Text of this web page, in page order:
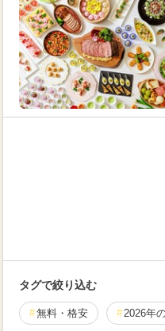
タグで絞り込む
無料・格安 2026年